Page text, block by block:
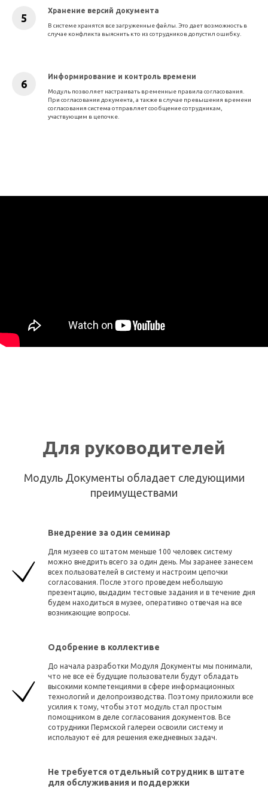
Хранение версий документа
В системе хранятся все загруженные файлы. Это дает возможность в
случае конфликта выяснить кто из сотрудников допустил ошибку.
Информирование и контроль времени
Модуль позволяет настраивать временные правила согласования.
При согласовании документа, а также в случае превышения времени
согласования система отправляет сообщение сотрудникам,
участвующим в цепочке.
Для руководителей
Модуль Документы обладает следующими
преимуществами
Внедрение за один семинар
Для музеев со штатом меньше 100 человек систему
можно внедрить всего за один день. Мы заранее занесем
всех пользователей в систему и настроим цепочки
согласования. После этого проведем небольшую
презентацию, выдадим тестовые задания и в течение дня
будем находиться в музее, оперативно отвечая на все
возникающие вопросы.
Одобрение в коллективе
До начала разработки Модуля Документы мы понимали,
что не все её будущие пользователи будут обладать
высокими компетенциями в сфере информационных
технологий и делопроизводства. Поэтому приложили все
усилия к тому, чтобы этот модуль стал простым
помощником в деле согласования документов. Все
сотрудники Пермской галереи освоили систему и
используют её для решения ежедневных задач.
Не требуется отдельный сотрудник в штате
для обслуживания и поддержки